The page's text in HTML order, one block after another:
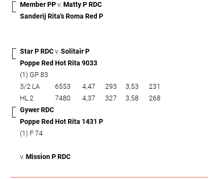
Member PPv. Matty P RDC
Sanderij Rita's Roma Red P
Star P RDCv. Solitair P
Poppe Red Hot Rita 9033
(1) GP 83
3/2 LA
6553 4,47 293 3,53
231
HL 2
7480 4,37 327 3,58
268
Gywer RDC
Poppe Red Hot Rita 1431 P
(1) F 74
v. Mission P RDC